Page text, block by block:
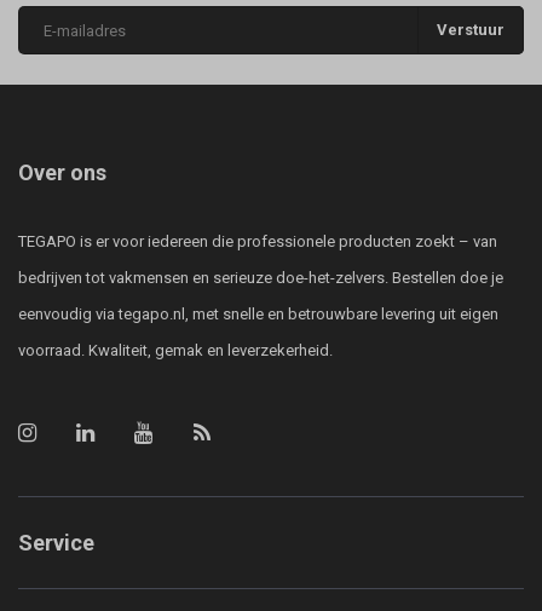
Verstuur
Over ons
TEGAPO is er voor iedereen die professionele producten zoekt – van
bedrijven tot vakmensen en serieuze doe-het-zelvers. Bestellen doe je
eenvoudig via tegapo.nl, met snelle en betrouwbare levering uit eigen
voorraad. Kwaliteit, gemak en leverzekerheid.
Service